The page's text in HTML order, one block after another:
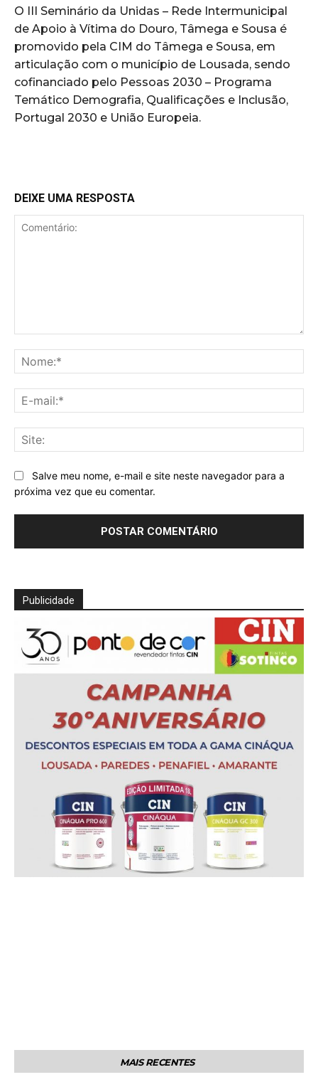
O III Seminário da Unidas – Rede Intermunicipal
de Apoio à Vítima do Douro, Tâmega e Sousa é
promovido pela CIM do Tâmega e Sousa, em
articulação com o município de Lousada, sendo
cofinanciado pelo Pessoas 2030 – Programa
Temático Demografia, Qualificações e Inclusão,
Portugal 2030 e União Europeia.
DEIXE UMA RESPOSTA
Salve meu nome, e-mail e site neste navegador para a
próxima vez que eu comentar.
Publicidade
MAIS RECENTES